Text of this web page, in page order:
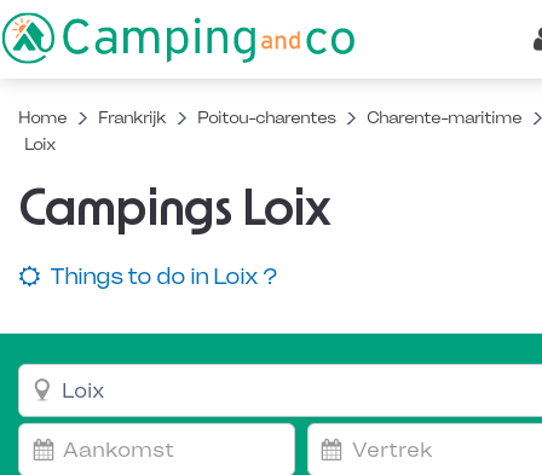
Home Frankrijk Poitou-charentes
Charente-maritime
Loix
Campings Loix
Things to do in Loix ?